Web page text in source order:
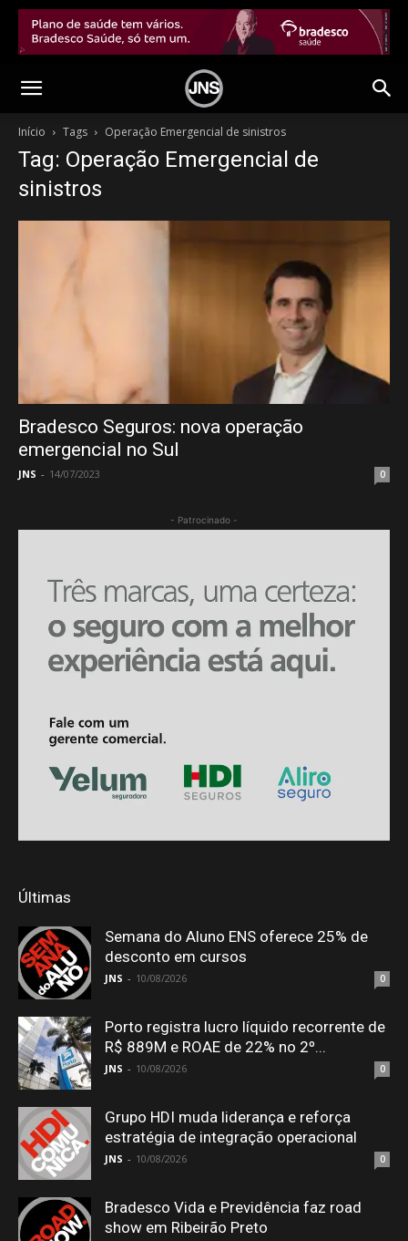
Início Tags Operação Emergencial de sinistros
Tag: Operação Emergencial de
sinistros
Bradesco Seguros: nova operação
emergencial no Sul
JNS - 14/07/2023 0
- Patrocinado -
Últimas
Semana do Aluno ENS oferece 25% de
desconto em cursos
JNS - 10/08/2026 0
Porto registra lucro líquido recorrente de
R$ 889M e ROAE de 22% no 2º...
JNS - 10/08/2026 0
Grupo HDI muda liderança e reforça
estratégia de integração operacional
JNS - 10/08/2026 0
Bradesco Vida e Previdência faz road
show em Ribeirão Preto